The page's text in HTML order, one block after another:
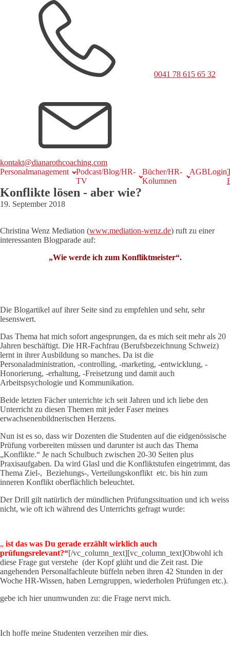
0041 78 615 65 32
kontakt@dianarothcoaching.com
Personalmanagement
Podcast/Blog/HR-
TV
Bücher/HR-
Kolumnen
AGBLogin
Konflikte lösen - aber wie?
19. September 2018
Christina Wenz Mediation (www.mediation-wenz.de) ruft zu einer
interessanten Blogparade auf:
„Wie werde ich zum Konfliktmeister“.
Die Blogartikel auf ihrer Seite sind zu empfehlen und sehr, sehr
lesenswert.
Das Thema hat mich sofort angesprungen, da es mich seit mehr als 20
Jahren beschäftigt. Die HR-Fachfrau (Berufsbezeichnung Schweiz)
lernt in ihrer Ausbildung so manches. Da ist die
Personaladministration, -controlling, -marketing, -entwicklung, -
Honorierung, -erhaltung, -Freisetzung und damit auch
Arbeitspsychologie und Kommunikation.
Beide letzten Fächer unterrichte ich seit Jahren und ich liebe den
Unterricht zu diesen Themen mit jeder Faser meines
erwachsenenbildnerischen Herzens.
Nun ist es so, dass wir Dozenten die Studenten auf die eidgenössische
Prüfung vorbereiten müssen und darunter ist auch das Thema
„Konflikte.“ Je nach Schulbuch zwischen 20-30 Seiten plus
Praxisaufgaben. Da wird Glasl und die Konfliktstufen eingetrimmt, das
Thema Ziel-, Beziehungs-, Verteilungskonflikt etc. bis hin zum
inneren Konflikt oberflächlich beleuchtet.
Der Drill gilt natürlich der mündlichen Prüfungssituation und ich weiss
nicht, wie oft ich während des Unterrichts gefragt wurde:
„ ist das was Du gerade erzählt wirklich auch
prüfungsrelevant?“[/vc_column_text][vc_column_text]Obwohl ich
diese Frage gut verstehe (der Kopf glüht und die Zeit rast. Die
angehenden Personalfachleute büffeln neben ihren 42 Stunden in der
Woche HR-Wissen, haben Lerngruppen, wiederholen Prüfungen etc.).
gebe ich hier unumwunden zu: die Frage nervt mich.
Ich hoffe meine Studenten verzeihen mir dies.